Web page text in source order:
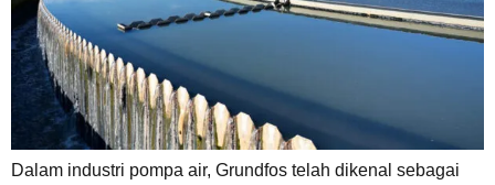
Dalam industri pompa air, Grundfos telah dikenal sebagai